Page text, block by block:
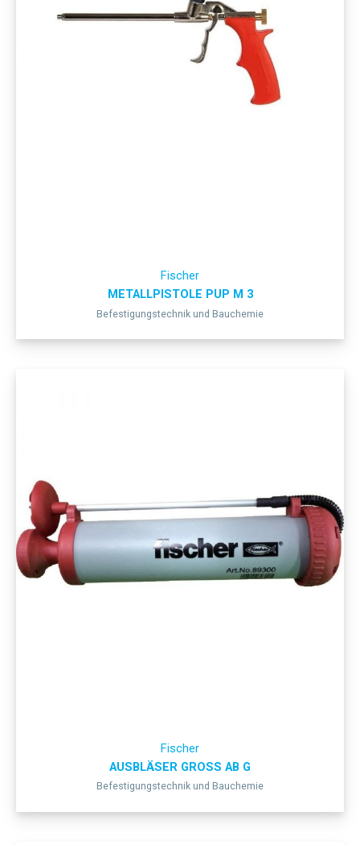
Fischer
METALLPISTOLE PUP M 3
Befestigungstechnik und Bauchemie
Fischer
AUSBLÄSER GROSS AB G
Befestigungstechnik und Bauchemie